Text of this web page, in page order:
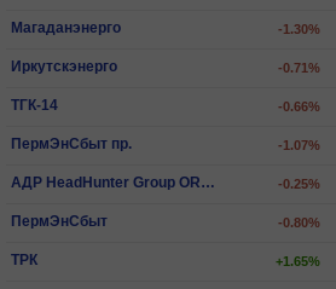
Магаданэнерго -1.30%
Иркутскэнерго -0.71%
ТГК-14 -0.66%
ПермЭнСбыт пр. -1.07%
АДР HeadHunter Group ORD SHS -0.25%
ПермЭнСбыт -0.80%
ТРК +1.65%